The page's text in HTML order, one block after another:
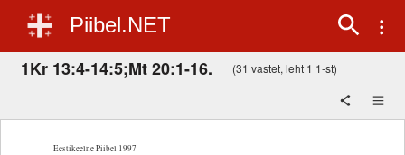
Piibel.NET
1Kr 13:4-14:5;Mt 20:1-16. (31 vastet, leht 1 1-st)
Eestikeelne Piibel 1997